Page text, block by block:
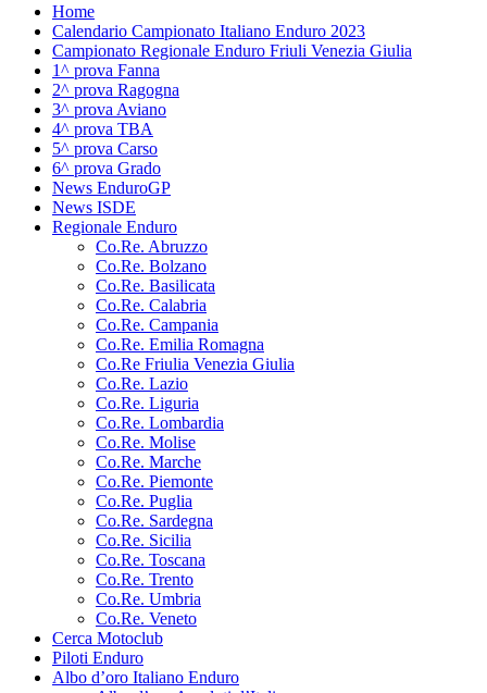
Home
Calendario Campionato Italiano Enduro 2023
Campionato Regionale Enduro Friuli Venezia Giulia
1^ prova Fanna
2^ prova Ragogna
3^ prova Aviano
4^ prova TBA
5^ prova Carso
6^ prova Grado
News EnduroGP
News ISDE
Regionale Enduro
Co.Re. Abruzzo
Co.Re. Bolzano
Co.Re. Basilicata
Co.Re. Calabria
Co.Re. Campania
Co.Re. Emilia Romagna
Co.Re Friulia Venezia Giulia
Co.Re. Lazio
Co.Re. Liguria
Co.Re. Lombardia
Co.Re. Molise
Co.Re. Marche
Co.Re. Piemonte
Co.Re. Puglia
Co.Re. Sardegna
Co.Re. Sicilia
Co.Re. Toscana
Co.Re. Trento
Co.Re. Umbria
Co.Re. Veneto
Cerca Motoclub
Piloti Enduro
Albo d’oro Italiano Enduro